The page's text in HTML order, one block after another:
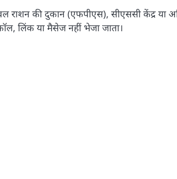
राशन की दुकान (एफपीएस), सीएससी केंद्र या
लिंक या मैसेज नहीं भेजा जाता।